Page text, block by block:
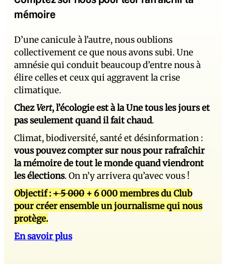
mémoire
D’une canicule à l’autre, nous oublions
collectivement ce que nous avons subi. Une
amnésie qui conduit beaucoup d’entre nous à
élire celles et ceux qui aggravent la crise
climatique.
ChezVert, l’écologie est à la Une tous les jours et
pas seulement quand il fait chaud.
Climat, biodiversité, santé et désinformation :
vous pouvez compter sur nous pour rafraîchir
la mémoire de tout le monde quand viendront
les élections. On n’y arrivera qu’avec vous !
Objectif :+ 5 000 + 6 000 membres du Club
pour créer ensemble un journalisme qui nous
protège.
En savoir plus